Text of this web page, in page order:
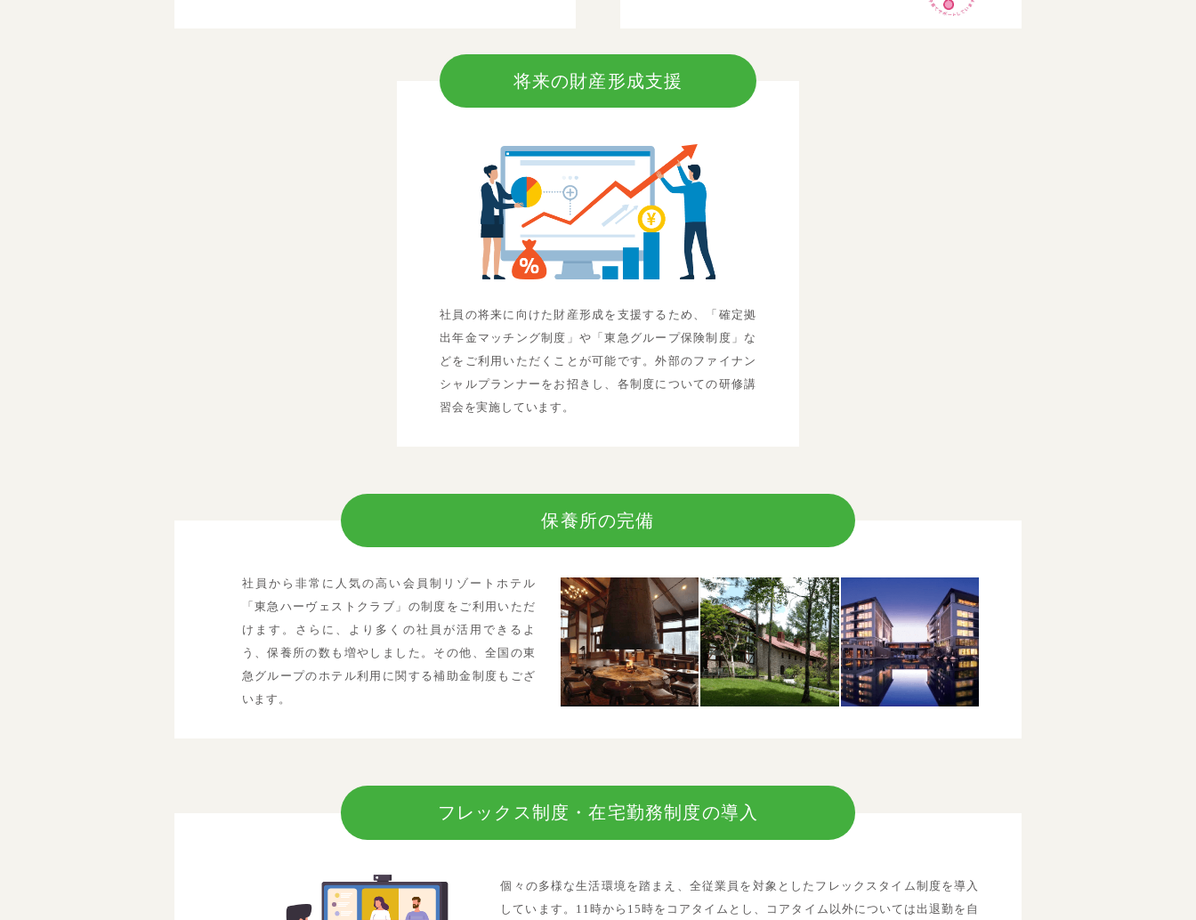
将来の財産形成支援
社員の将来に向けた財産形成を支援するため、「確定拠
出年金マッチング制度」や「東急グループ保険制度」な
どをご利用いただくことが可能です。外部のファイナン
シャルプランナーをお招きし、各制度についての研修講
習会を実施しています。
保養所の完備
社員から非常に人気の高い会員制リゾートホテル
「東急ハーヴェストクラブ」の制度をご利用いただ
けます。さらに、より多くの社員が活用できるよ
う、保養所の数も増やしました。その他、全国の東
急グループのホテル利用に関する補助金制度もござ
います。
フレックス制度・在宅勤務制度の導入
個々の多様な生活環境を踏まえ、全従業員を対象としたフレックスタイム制度を導入
しています。11時から15時をコアタイムとし、コアタイム以外については出退勤を自